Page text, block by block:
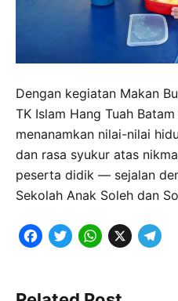
Dengan kegiatan Makan
TK Islam Hang Tuah
menanamkan nilai-nilai
dan rasa syukur atas
peserta didik — sejalan
Sekolah Anak Soleh dan
F
T
W
X
T